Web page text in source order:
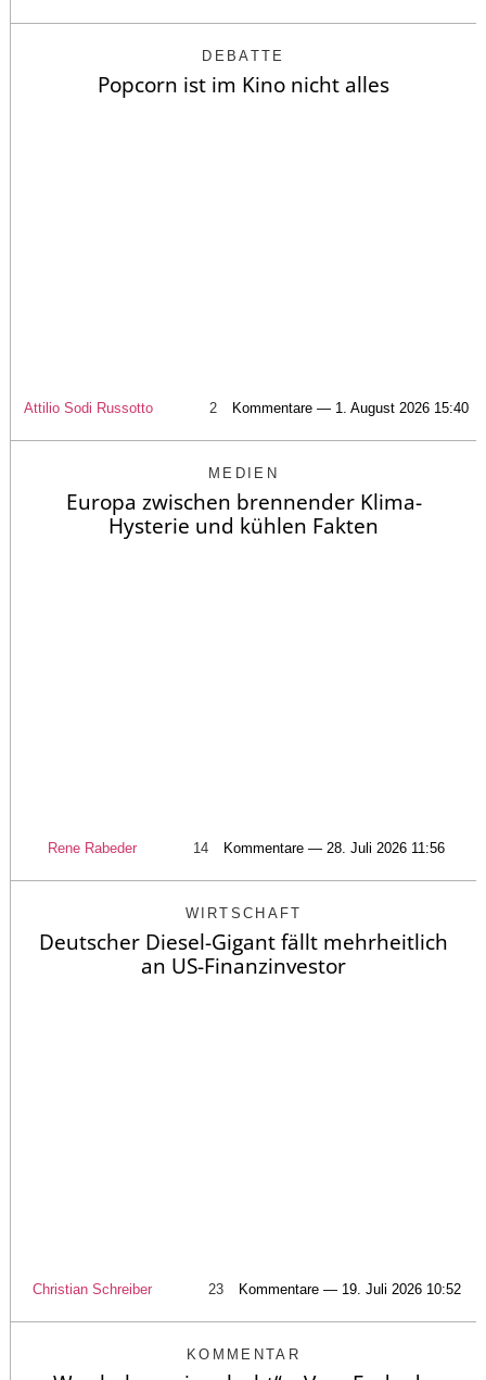
DEBATTE
Popcorn ist im Kino nicht alles
Attilio Sodi Russotto 2 Kommentare — 1. August 2026 15:40
MEDIEN
Europa zwischen brennender Klima-
Hysterie und kühlen Fakten
Rene Rabeder 14 Kommentare — 28. Juli 2026 11:56
WIRTSCHAFT
Deutscher Diesel-Gigant fällt mehrheitlich
an US-Finanzinvestor
Christian Schreiber 23 Kommentare — 19. Juli 2026 10:52
KOMMENTAR